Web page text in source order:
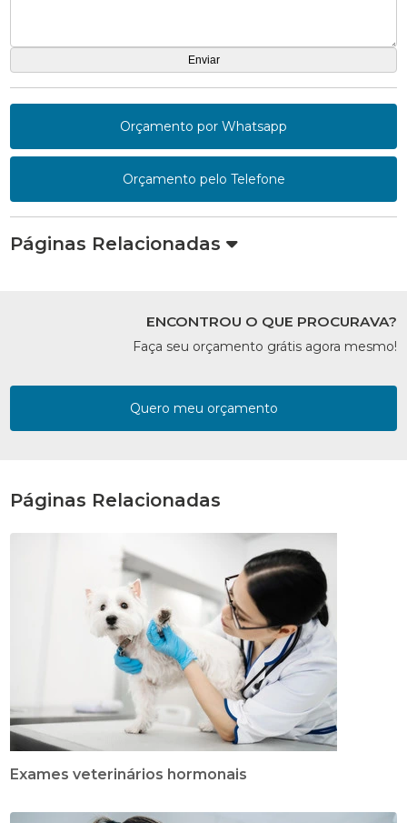
Orçamento por Whatsapp
Orçamento pelo Telefone
Páginas Relacionadas
ENCONTROU O QUE PROCURAVA?
Faça seu orçamento grátis agora mesmo!
Quero meu orçamento
Páginas Relacionadas
Exames veterinários hormonais